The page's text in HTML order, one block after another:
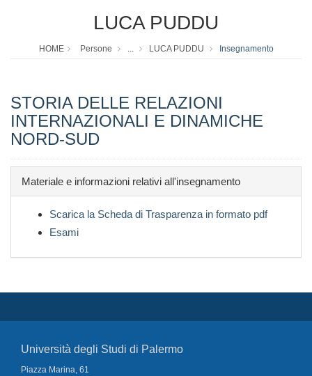
LUCA PUDDU
HOME Persone ... LUCA PUDDU Insegnamento
STORIA DELLE RELAZIONI
INTERNAZIONALI E DINAMICHE
NORD-SUD
Materiale e informazioni relativi all'insegnamento
Scarica la Scheda di Trasparenza in formato pdf
Esami
Università degli Studi di Palermo
Piazza Marina, 61